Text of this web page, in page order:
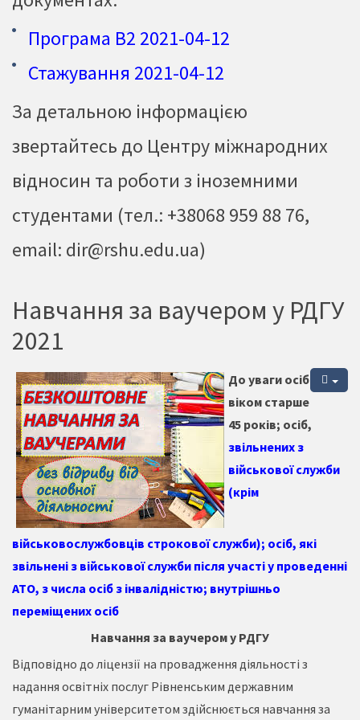
Програма В2 2021-04-12
Стажування 2021-04-12
За детальною інформацією
звертайтесь до Центру міжнародних
відносин та роботи з іноземними
студентами (тел.: +38068 959 88 76,
email: dir@rshu.edu.ua)
Навчання за ваучером у РДГУ
2021
До уваги осіб
віком старше
45 років; осіб,
звільнених з
військової служби
(крім
військовослужбовців строкової служби); осіб, які
звільнені з військової служби після участі у проведенні
АТО, з числа осіб з інвалідністю; внутрішньо
переміщених осіб
Навчання за ваучером у РДГУ
Відповідно до ліцензії на провадження діяльності з
надання освітніх послуг Рівненським державним
гуманітарним університетом здійснюється навчання за